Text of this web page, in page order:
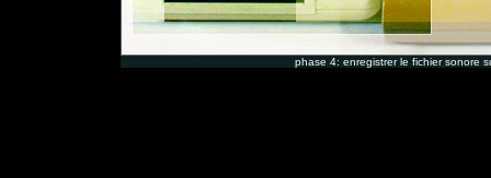
phase 4: enregistrer le fichier sonore